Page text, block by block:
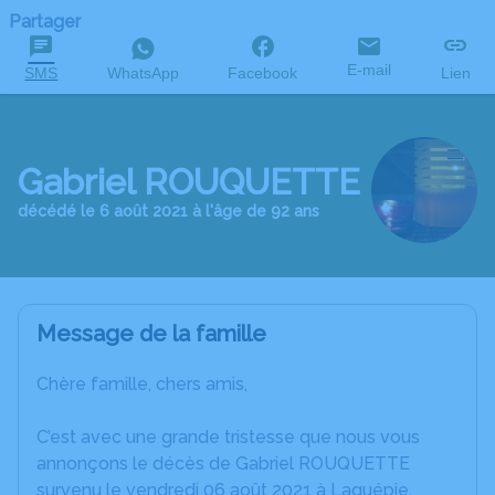
Partager
SMS WhatsApp Facebook E-mail Lien
Gabriel ROUQUETTE
décédé le 6 août 2021 à l'âge de 92 ans
Message de la famille
Chère famille, chers amis,
C’est avec une grande tristesse que nous vous
annonçons le décès de Gabriel ROUQUETTE
survenu le vendredi 06 août 2021 à Laguépie.